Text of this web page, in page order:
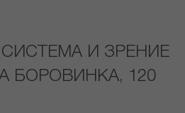
И ЗРЕНИЕ
БОРОВИНКА, 120